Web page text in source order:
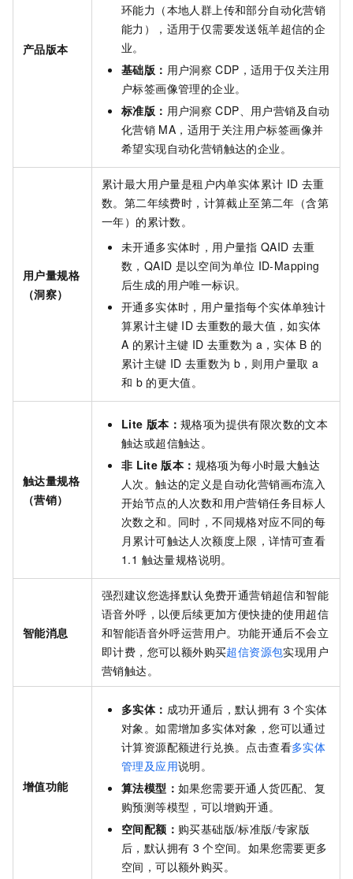
产品版本
环能力（本地人群上传和部分自动化营销
能力），适用于仅需要发送瓴羊超信的企
业。
基础版： 用户洞察 CDP，适用于仅关注用
户标签画像管理的企业。
标准版： 用户洞察 CDP、用户营销及自动
化营销 MA，适用于关注用户标签画像并
希望实现自动化营销触达的企业。
用户量规格
（洞察）
累计最大用户量是租户内单实体累计 ID 去重
数。第二年续费时，计算截止至第二年（含第
一年）的累计数。
未开通多实体时，用户量指 QAID 去重
数，QAID 是以空间为单位 ID-Mapping
后生成的用户唯一标识。
开通多实体时，用户量指每个实体单独计
算累计主键 ID 去重数的最大值，如实体
A 的累计主键 ID 去重数为 a，实体 B 的
累计主键 ID 去重数为 b，则用户量取 a
和 b 的更大值。
触达量规格
（营销）
Lite 版本： 规格项为提供有限次数的文本
触达或超信触达。
非 Lite 版本： 规格项为每小时最大触达
人次。触达的定义是自动化营销画布流入
开始节点的人次数和用户营销任务目标人
次数之和。同时，不同规格对应不同的每
月累计可触达人次额度上限，详情可查看
1.1 触达量规格说明。
智能消息
强烈建议您选择默认免费开通营销超信和智能
语音外呼，以便后续更加方便快捷的使用超信
和智能语音外呼运营用户。功能开通后不会立
即计费，您可以额外购买超信资源包实现用户
营销触达。
增值功能
多实体： 成功开通后，默认拥有 3 个实体
对象。如需增加多实体对象，您可以通过
计算资源配额进行兑换。点击查看多实体
管理及应用说明。
算法模型： 如果您需要开通人货匹配、复
购预测等模型，可以增购开通。
空间配额： 购买基础版/标准版/专家版
后，默认拥有 3 个空间。如果您需要更多
空间，可以额外购买。